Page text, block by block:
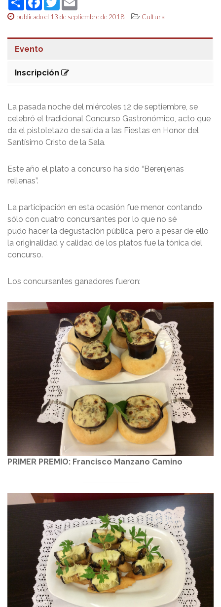
publicado el 13 de septiembre de 2018 Cultura
Evento
Inscripción
La pasada noche del miércoles 12 de septiembre, se
celebró el tradicional Concurso Gastronómico, acto que
da el pistoletazo de salida a las Fiestas en Honor del
Santísimo Cristo de la Sala.
Este año el plato a concurso ha sido “Berenjenas
rellenas”.
La participación en esta ocasión fue menor, contando
sólo con cuatro concursantes por lo que no sé
pudo hacer la degustación pública, pero a pesar de ello
la originalidad y calidad de los platos fue la tónica del
concurso.
Los concursantes ganadores fueron:
PRIMER PREMIO: Francisco Manzano Camino